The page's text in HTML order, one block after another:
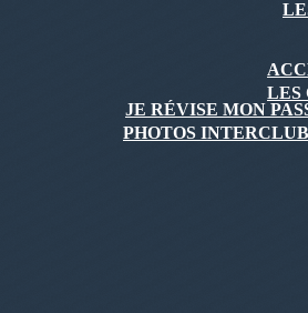
JE RÉVISE MON
LES
PHOTOS